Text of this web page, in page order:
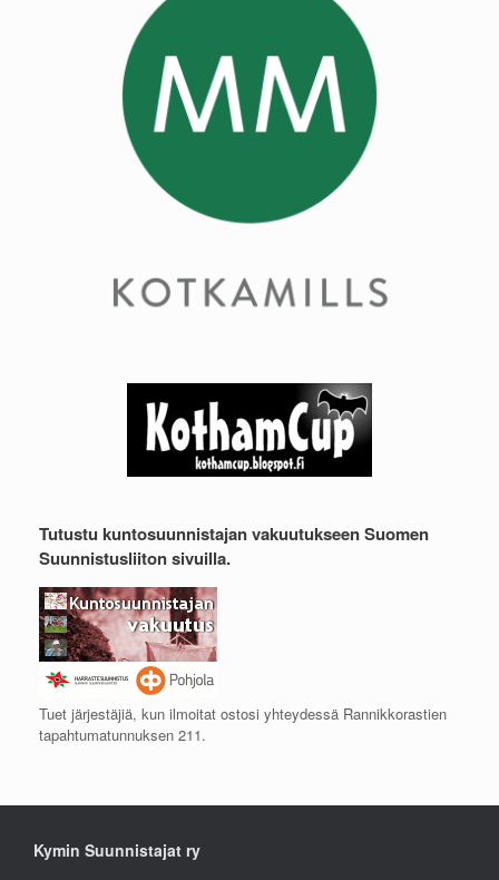
Tutustu kuntosuunnistajan vakuutukseen Suomen
Suunnistusliiton sivuilla.
Tuet järjestäjiä, kun ilmoitat ostosi yhteydessä Rannikkorastien
tapahtumatunnuksen 211.
Kymin Suunnistajat ry